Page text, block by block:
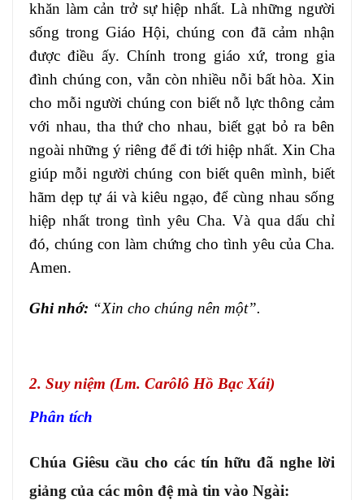
khăn làm cản trở sự hiệp nhất. Là những người
sống trong Giáo Hội, chúng con đã cảm nhận
được điều ấy. Chính trong giáo xứ, trong gia
đình chúng con, vẫn còn nhiều nỗi bất hòa. Xin
cho mỗi người chúng con biết nỗ lực thông cảm
với nhau, tha thứ cho nhau, biết gạt bỏ ra bên
ngoài những ý riêng để đi tới hiệp nhất. Xin Cha
giúp mỗi người chúng con biết quên mình, biết
hãm dẹp tự ái và kiêu ngạo, để cùng nhau sống
hiệp nhất trong tình yêu Cha. Và qua dấu chỉ
đó, chúng con làm chứng cho tình yêu của Cha.
Amen.
Ghi nhớ: “Xin cho chúng nên một”.
2. Suy niệm (Lm. Carôlô Hồ Bạc Xái)
Phân tích
Chúa Giêsu cầu cho các tín hữu đã nghe lời
giảng của các môn đệ mà tin vào Ngài: